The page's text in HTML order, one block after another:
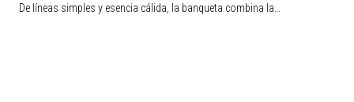
De líneas simples y esencia cálida, la banqueta combina la…